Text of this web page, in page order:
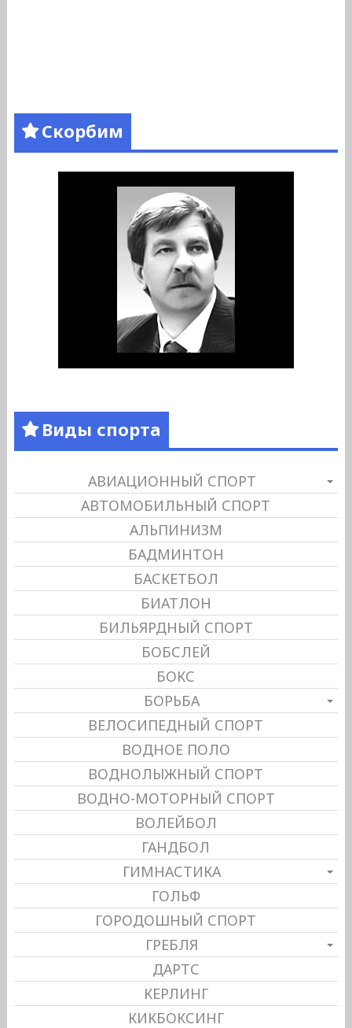
Скорбим
Виды спорта
АВИАЦИОННЫЙ СПОРТ
АВТОМОБИЛЬНЫЙ СПОРТ
АЛЬПИНИЗМ
БАДМИНТОН
БАСКЕТБОЛ
БИАТЛОН
БИЛЬЯРДНЫЙ СПОРТ
БОБСЛЕЙ
БОКС
БОРЬБА
ВЕЛОСИПЕДНЫЙ СПОРТ
ВОДНОЕ ПОЛО
ВОДНОЛЫЖНЫЙ СПОРТ
ВОДНО-МОТОРНЫЙ СПОРТ
ВОЛЕЙБОЛ
ГАНДБОЛ
ГИМНАСТИКА
ГОЛЬФ
ГОРОДОШНЫЙ СПОРТ
ГРЕБЛЯ
ДАРТС
КЕРЛИНГ
КИКБОКСИНГ